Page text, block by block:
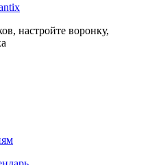
настройте воронку,